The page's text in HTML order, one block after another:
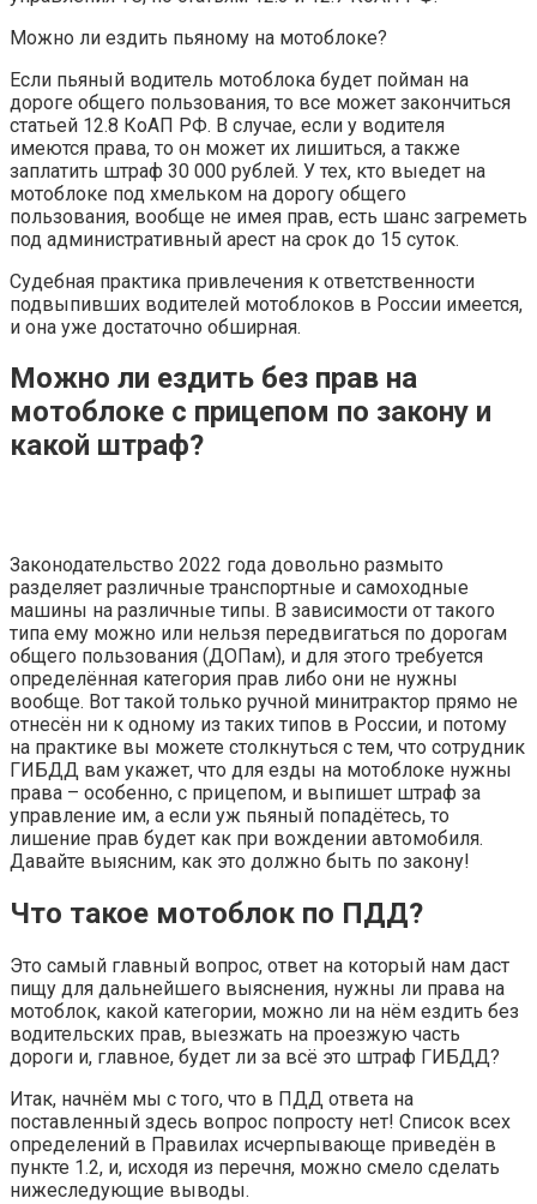
Можно ли ездить пьяному на мотоблоке?
Если пьяный водитель мотоблока будет пойман на
дороге общего пользования, то все может закончиться
статьей 12.8 КоАП РФ. В случае, если у водителя
имеются права, то он может их лишиться, а также
заплатить штраф 30 000 рублей. У тех, кто выедет на
мотоблоке под хмельком на дорогу общего
пользования, вообще не имея прав, есть шанс загреметь
под административный арест на срок до 15 суток.
Судебная практика привлечения к ответственности
подвыпивших водителей мотоблоков в России имеется,
и она уже достаточно обширная.
Можно ли ездить без прав на
мотоблоке с прицепом по закону и
какой штраф?
Законодательство 2022 года довольно размыто
разделяет различные транспортные и самоходные
машины на различные типы. В зависимости от такого
типа ему можно или нельзя передвигаться по дорогам
общего пользования (ДОПам), и для этого требуется
определённая категория прав либо они не нужны
вообще. Вот такой только ручной минитрактор прямо не
отнесён ни к одному из таких типов в России, и потому
на практике вы можете столкнуться с тем, что сотрудник
ГИБДД вам укажет, что для езды на мотоблоке нужны
права – особенно, с прицепом, и выпишет штраф за
управление им, а если уж пьяный попадётесь, то
лишение прав будет как при вождении автомобиля.
Давайте выясним, как это должно быть по закону!
Что такое мотоблок по ПДД?
Это самый главный вопрос, ответ на который нам даст
пищу для дальнейшего выяснения, нужны ли права на
мотоблок, какой категории, можно ли на нём ездить без
водительских прав, выезжать на проезжую часть
дороги и, главное, будет ли за всё это штраф ГИБДД?
Итак, начнём мы с того, что в ПДД ответа на
поставленный здесь вопрос попросту нет! Список всех
определений в Правилах исчерпывающе приведён в
пункте 1.2, и, исходя из перечня, можно смело сделать
нижеследующие выводы.